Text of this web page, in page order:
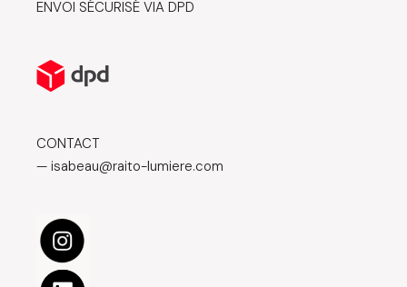
ENVOI SÉCURISÉ VIA DPD
CONTACT
— isabeau@raito-lumiere.com